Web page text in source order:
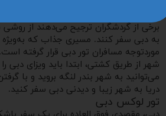
برخی از گردشگران ترجیح می‌دهند از
به دبی سفر کنند. مسیری جذاب که به‌ویژه
موردتوجه مسافران تور دبی قرار گرفته
شهر از طریق کشتی، ابتدا باید ویزای دبی
می‌توانید به شهر بندر لنگه بروید و با
دریا به شهر زیبا و دیدنی دبی سفر کنید.
تور لوکس دبی